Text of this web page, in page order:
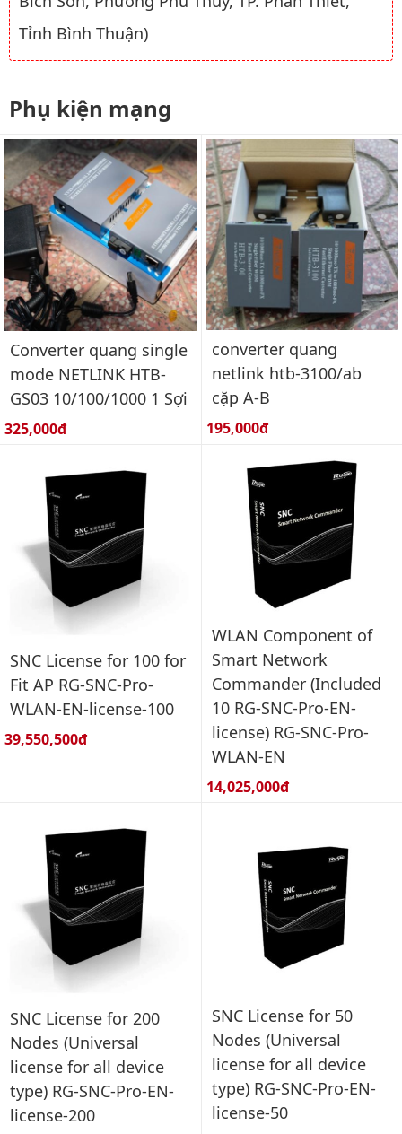
Tỉnh Bình Thuận)
Phụ kiện mạng
Converter quang single
mode NETLINK HTB-
GS03 10/100/1000 1 Sợi
Giá bán:
325,000đ
converter quang
netlink htb-3100/ab
cặp A-B
Giá bán:
195,000đ
SNC License for 100 for
Fit AP RG-SNC-Pro-
WLAN-EN-license-100
Giá bán:
39,550,500đ
WLAN Component of
Smart Network
Commander (Included
10 RG-SNC-Pro-EN-
license) RG-SNC-Pro-
WLAN-EN
Giá bán:
14,025,000đ
SNC License for 200
Nodes (Universal
license for all device
type) RG-SNC-Pro-EN-
license-200
SNC License for 50
Nodes (Universal
license for all device
type) RG-SNC-Pro-EN-
license-50